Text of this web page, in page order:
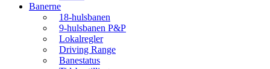
Banerne
18-hulsbanen
9-hulsbanen P&P
Lokalregler
Driving Range
Banestatus